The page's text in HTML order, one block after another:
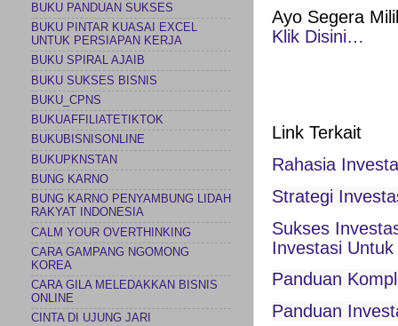
Ayo Segera
Klik Disini…
Link Terkait
Rahasia
Strategi
Sukses
Investasi
Panduan
Panduan
BUKU PANDUAN SUKSES
BUKU PINTAR KUASAI EXCEL
UNTUK PERSIAPAN KERJA
BUKU SPIRAL AJAIB
BUKU SUKSES BISNIS
BUKU_CPNS
BUKUAFFILIATETIKTOK
BUKUBISNISONLINE
BUKUPKNSTAN
BUNG KARNO
BUNG KARNO PENYAMBUNG LIDAH
RAKYAT INDONESIA
CALM YOUR OVERTHINKING
CARA GAMPANG NGOMONG
KOREA
CARA GILA MELEDAKKAN BISNIS
ONLINE
CINTA DI UJUNG JARI